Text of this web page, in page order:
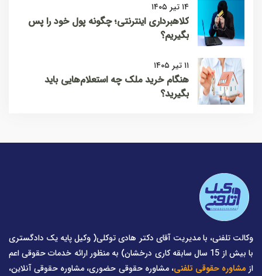
۱۴ تیر ۱۴۰۵
کلاهبرداری اینترنتی؛ چگونه پول خود را پس
بگیریم؟
۱۱ تیر ۱۴۰۵
هنگام خرید ملک چه استعلام‌هایی باید
بگیرید؟
وکالت تلفنی، با مدیریت آقای دکتر هادی توکلی( وکیل پایه یک دادگستری
با بیش از 15 سال سابقه کاری درخشان) به منظور ارائه خدمات حقوقی اعم
از مشاوره حقوقی تلفنی، مشاوره حقوقی حضوری، مشاوره حقوقی آنلاین،